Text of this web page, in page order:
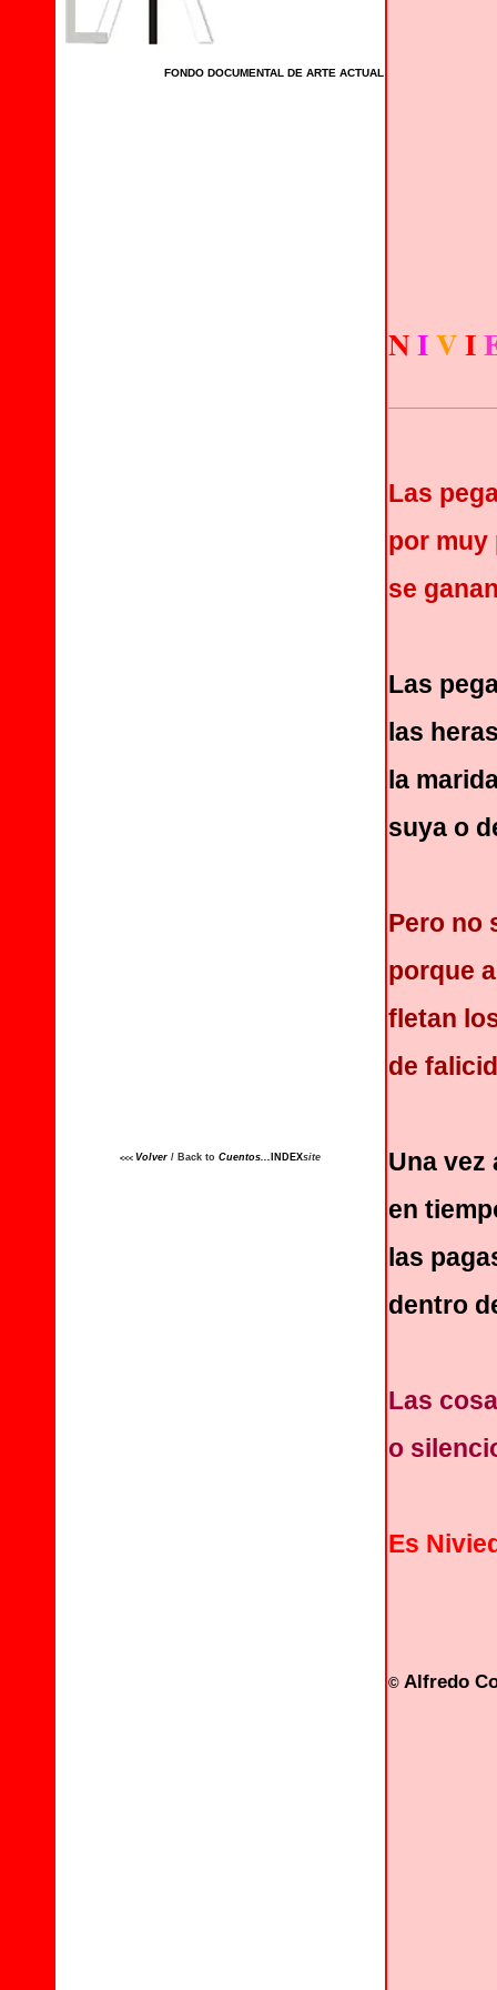
FONDO DOCUMENTAL DE ARTE ACTUAL
<<< Volver / Back to Cuentos... INDEXsite
NIVI
Las
por muy
se
Las
las
la
suya o
Pero no
porque
fletan
de
Una vez
en
las
dentro
Las
o
Es
© Alfredo